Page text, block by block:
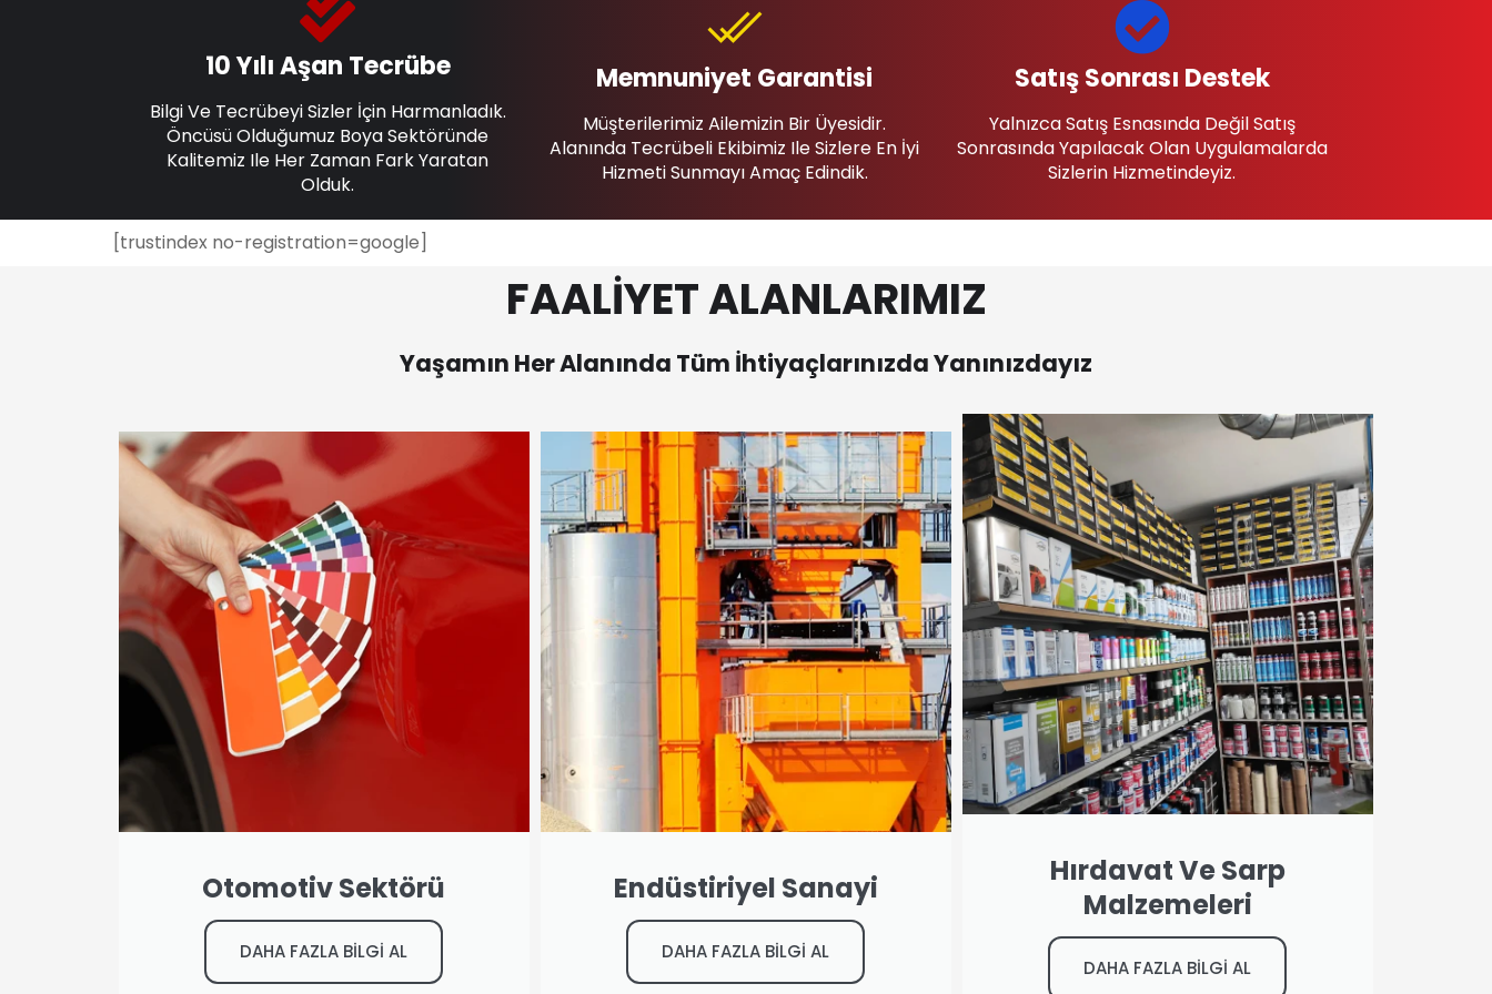
10 Yılı Aşan Tecrübe
Bilgi Ve Tecrübeyi Sizler İçin Harmanladık.
Öncüsü Olduğumuz Boya Sektöründe
Kalitemiz Ile Her Zaman Fark Yaratan
Olduk.
Memnuniyet Garantisi
Müşterilerimiz Ailemizin Bir Üyesidir.
Alanında Tecrübeli Ekibimiz Ile Sizlere En İyi
Hizmeti Sunmayı Amaç Edindik.
Satış Sonrası Destek
Yalnızca Satış Esnasında Değil Satış
Sonrasında Yapılacak Olan Uygulamalarda
Sizlerin Hizmetindeyiz.
[trustindex no-registration=google]
FAALİYET ALANLARIMIZ
Yaşamın Her Alanında Tüm İhtiyaçlarınızda Yanınızdayız
Otomotiv Sektörü
DAHA FAZLA BİLGİ AL
Endüstiriyel Sanayi
DAHA FAZLA BİLGİ AL
Hırdavat Ve Sarp
Malzemeleri
DAHA FAZLA BİLGİ AL